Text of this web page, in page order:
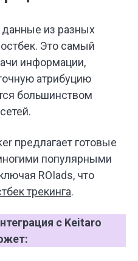
данные из разных
Это самый
информации,
атрибуцию
большинством
предлагает готовые
популярными
ROIads, что
трекинга.
с Keitaro